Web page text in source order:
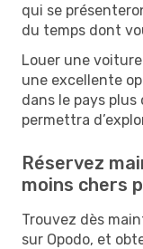
qui se
du temps dont
Louer une
une excellente
dans le pays plus
permettra
Réservez
moins chers
Trouvez dès
sur Opodo, et